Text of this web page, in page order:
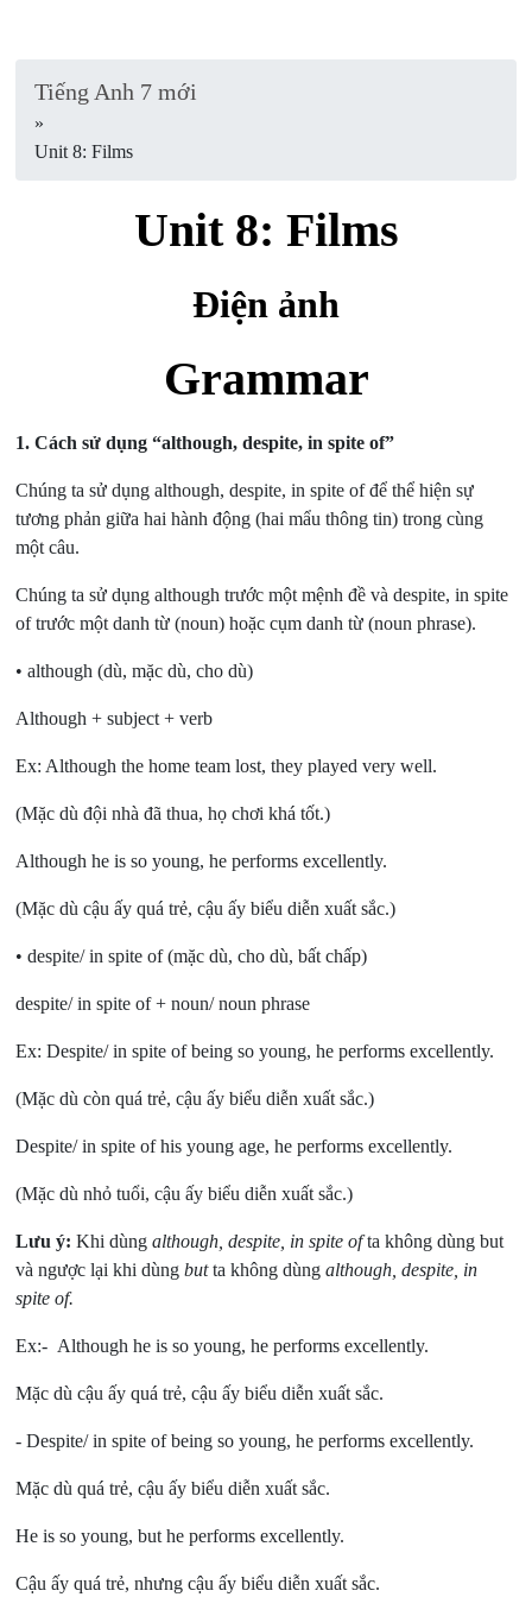
Tiếng Anh 7 mới
»
Unit 8: Films
Unit 8: Films
Điện ảnh
Grammar
1.Cách sử dụng “although, despite, in spite of”
Chúng ta sử dụng although, despite, in spite of để thể hiện sự
tương phản giữa hai hành động (hai mẩu thông tin) trong cùng
một câu.
Chúng ta sử dụng although trước một mệnh đề và despite, in spite
of trước một danh từ (noun) hoặc cụm danh từ (noun phrase).
• although (dù, mặc dù, cho dù)
Although + subject + verb
Ex: Although the home team lost, they played very well.
(Mặc dù đội nhà đã thua, họ chơi khá tốt.)
Although he is so young, he performs excellently.
(Mặc dù cậu ấy quá trẻ, cậu ấy biểu diễn xuất sắc.)
• despite/ in spite of (mặc dù, cho dù, bất chấp)
despite/ in spite of + noun/ noun phrase
Ex: Despite/ in spite of being so young, he performs excellently.
(Mặc dù còn quá trẻ, cậu ấy biểu diễn xuất sắc.)
Despite/ in spite of his young age, he performs excellently.
(Mặc dù nhỏ tuổi, cậu ấy biểu diễn xuất sắc.)
Lưu ý:Khi dùngalthough, despite, in spite ofta không dùng but
và ngược lại khi dùngbutta không dùngalthough, despite, in
spite of.
Ex:- Although he is so young, he performs excellently.
Mặc dù cậu ấy quá trẻ, cậu ấy biểu diễn xuất sắc.
- Despite/ in spite of being so young, he performs excellently.
Mặc dù quá trẻ, cậu ấy biểu diễn xuất sắc.
He is so young, but he performs excellently.
Cậu ấy quá trẻ, nhưng cậu ấy biểu diễn xuất sắc.